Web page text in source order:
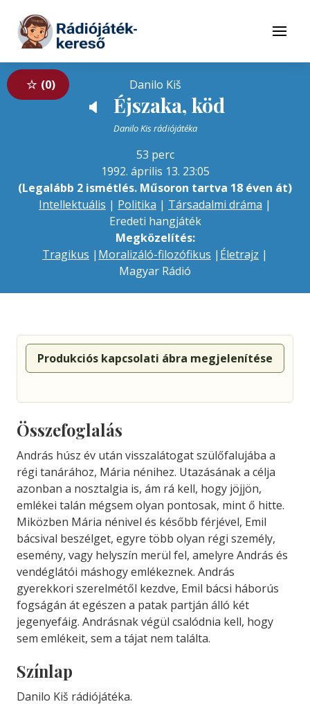
Tovább a tartalomhoz
Menü
0 Danilo Kiš
🔈 Éjszaka, köd
Danilo Kis rádiójátéka
53 perc
1992. április 13. 23:05
(Legalább 2 ismétlés. Műsoron tartva 18 éven át)
Intellektuális | Politika | Társadalmi dráma |
Eredeti hangjáték
Megközelítés:
Tragikus | Moralizáló-filozófikus | Életrajz |
Magyar Rádió
Produkciós kapcsolati ábra megjelenítése
Összefoglalás
András húsz év után visszalátogat szülőfalujába a
régi tanárához, Mária nénihez. Utazásának a célja
azonban a nosztalgia is, ám rá kell, hogy jöjjön,
emlékei talán mégsem olyan pontosak, mint ő hitte.
Miközben Mária nénivel és később férjével, Emil
bácsival beszélget, egyre több olyan régi személy,
esemény, vagy helyszín merül fel, amelyre András és
vendéglátói máshogy emlékeznek. András
gyerekkori szerelmétől kezdve, Emil bácsi háborús
fogságán át egészen a patak partján álló két
jegenyefáig. Andrásnak végül csalódnia kell, hogy
sem emlékeit, sem a tájat nem találta.
Színlap
Danilo Kiš rádiójátéka.